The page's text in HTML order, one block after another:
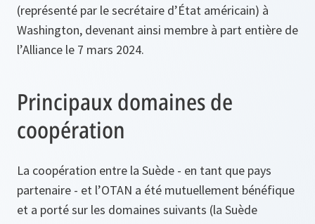
(représenté par le secrétaire d’État américain) à
Washington, devenant ainsi membre à part entière de
l’Alliance le 7 mars 2024.
Principaux domaines de
coopération
La coopération entre la Suède - en tant que pays
partenaire - et l’OTAN a été mutuellement bénéfique
et a porté sur les domaines suivants (la Suède